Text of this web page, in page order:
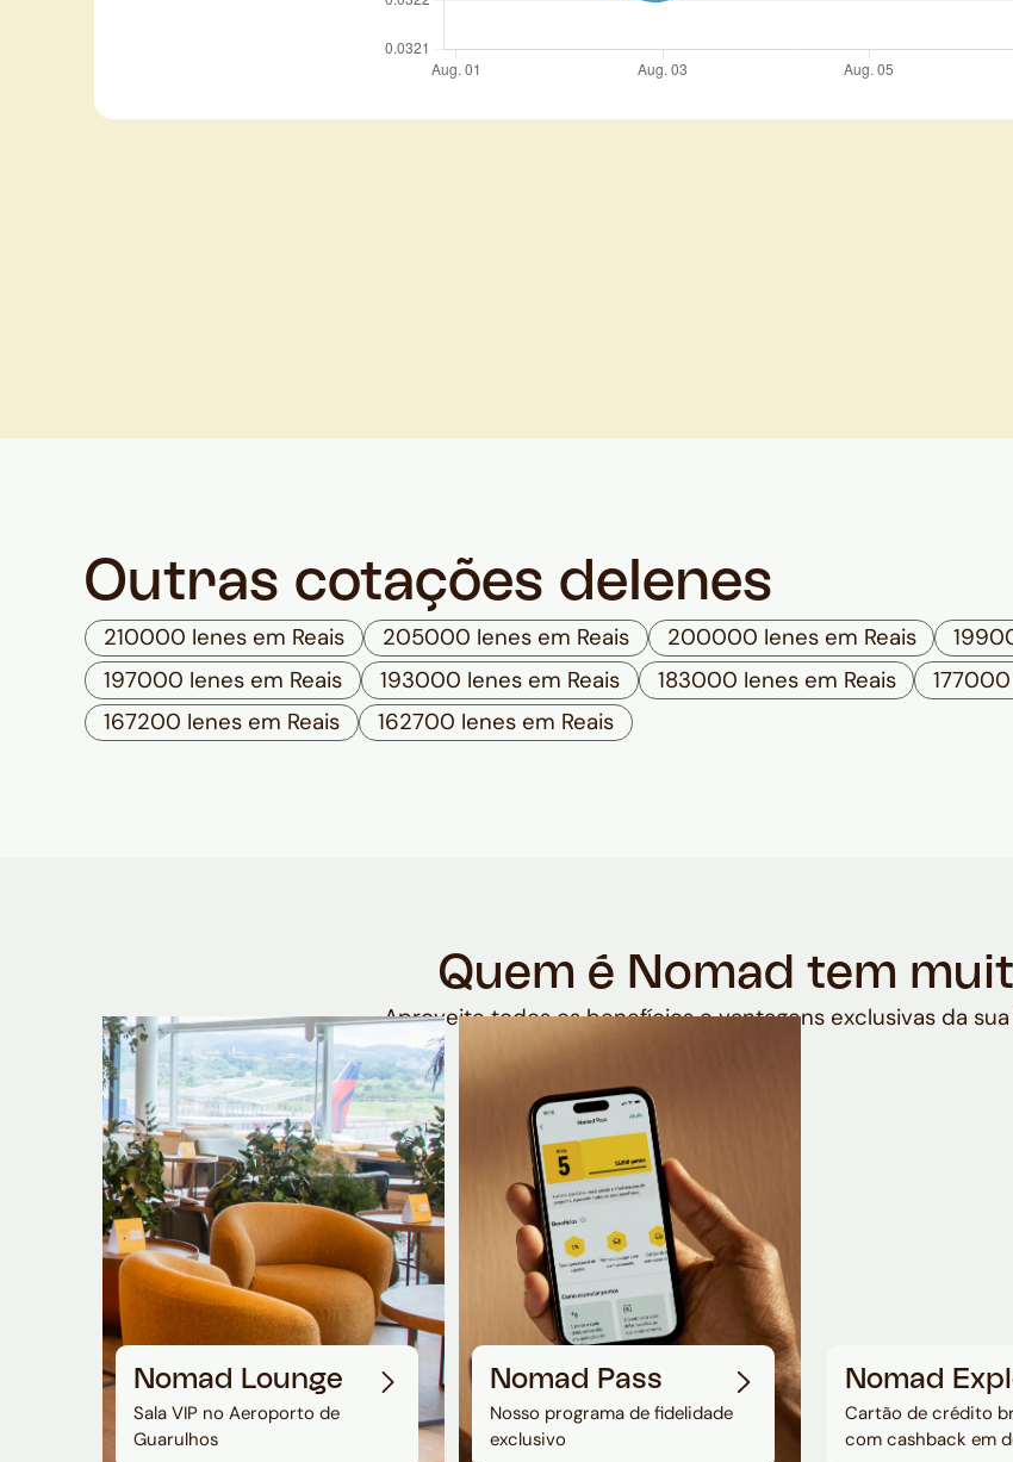
Outras cotações de Ienes
210000 Ienes em Reais 205000 Ienes em Reais 200000 Ienes em Reais
197000 Ienes em Reais
193000 Ienes em Reais 183000 Ienes em Reais
167200 Ienes em Reais
162700 Ienes em Reais
Quem é Nomad tem
Aproveite todos os benefícios e vantagens exclusivas da
Nomad Lounge
Sala VIP no Aeroporto de
Guarulhos
Nomad Pass
Nosso programa de fidelidade
exclusivo
Nomad
Cartão de crédito
com cashback em